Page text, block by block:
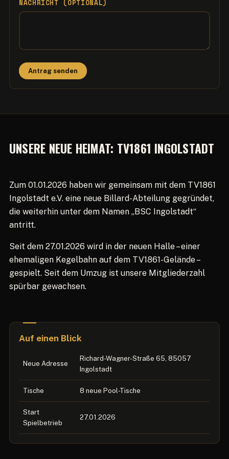
NACHRICHT (OPTIONAL)
Antrag senden
UNSERE NEUE HEIMAT: TV1861 INGOLSTADT
Zum 01.01.2026 haben wir gemeinsam mit dem TV1861
Ingolstadt e.V. eine neue Billard-Abteilung gegründet,
die weiterhin unter dem Namen „BSC Ingolstadt“
antritt.
Seit dem 27.01.2026 wird in der neuen Halle – einer
ehemaligen Kegelbahn auf dem TV1861-Gelände –
gespielt. Seit dem Umzug ist unsere Mitgliederzahl
spürbar gewachsen.
Auf einen Blick
Neue Adresse
Richard-Wagner-Straße 65, 85057
Ingolstadt
Tische 8 neue Pool-Tische
Start
Spielbetrieb
27.01.2026